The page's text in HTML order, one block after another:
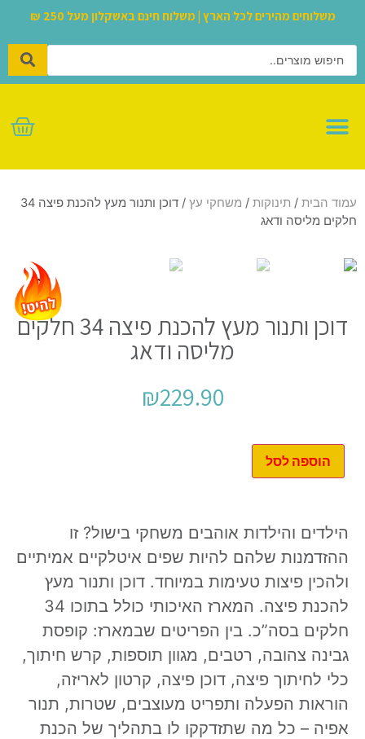
משלוחים מהירים לכל הארץ | משלוח חינם באשקלון מעל 250 ₪
עמוד הבית / תינוקות / משחקי עץ
/ דוכן ותנור מעץ להכנת פיצה 34
חלקים מליסה ודאג
דוכן ותנור מעץ להכנת פיצה 34 חלקים
מליסה ודאג
₪229.90
הוספה לסל
הילדים והילדות אוהבים משחקי בישול? זו
ההזדמנות שלהם להיות שפים איטלקיים אמיתיים
ולהכין פיצות טעימות במיוחד. דוכן ותנור מעץ
להכנת פיצה. המארז האיכותי כולל בתוכו 34
חלקים בסה”כ. בין הפריטים שבמארז: קופסת
גבינה צהובה, רטבים, מגוון תוספות, קרש חיתוך,
כלי לחיתוך פיצה, דוכן פיצה, קרטון לאריזה,
הוראות הפעלה ותפריט מעוצבים, שטרות, תנור
אפיה – כל מה שתזדקקו לו בתהליך של הכנת